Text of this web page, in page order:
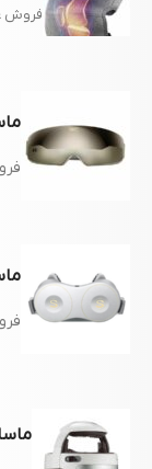
فروش عمده
فروش
فروش